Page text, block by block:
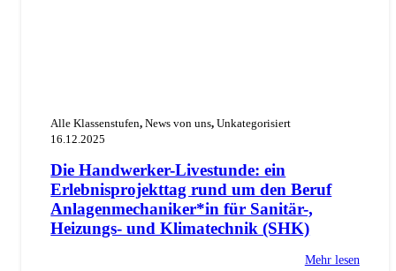
Alle Klassenstufen,News von uns,Unkategorisiert
16.12.2025
Die Handwerker-Livestunde: ein
Erlebnisprojekttag rund um den Beruf
Anlagenmechaniker*in für Sanitär-,
Heizungs- und Klimatechnik (SHK)
Mehr lesen